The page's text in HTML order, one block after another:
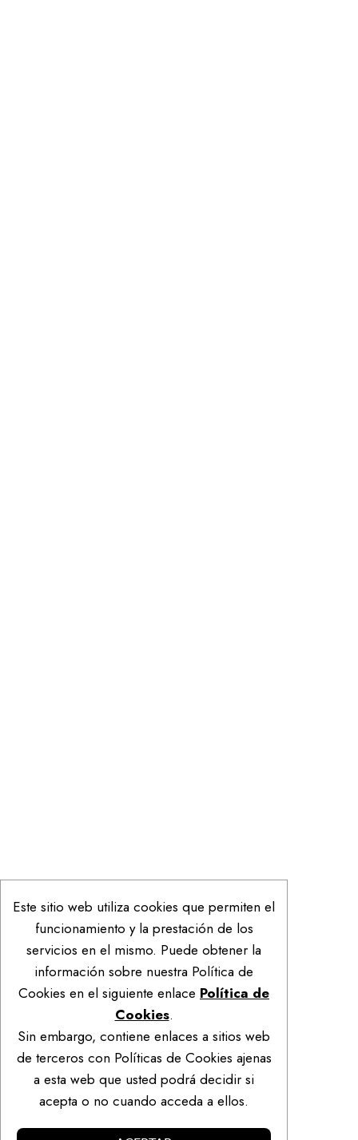
Este sitio web utiliza cookies que permiten el
funcionamiento y la prestación de los
servicios en el mismo. Puede obtener la
información sobre nuestra Política de
Cookies en el siguiente enlace Política de
Cookies.
Sin embargo, contiene enlaces a sitios web
de terceros con Políticas de Cookies ajenas
a esta web que usted podrá decidir si
acepta o no cuando acceda a ellos.